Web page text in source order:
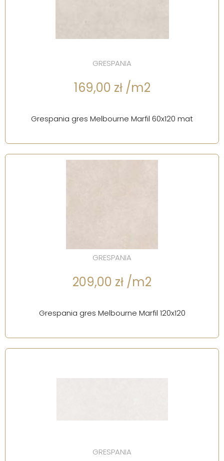
GRESPANIA
169,00 zł /m2
Grespania gres Melbourne Marfil 60x120 mat
GRESPANIA
209,00 zł /m2
Grespania gres Melbourne Marfil 120x120
GRESPANIA